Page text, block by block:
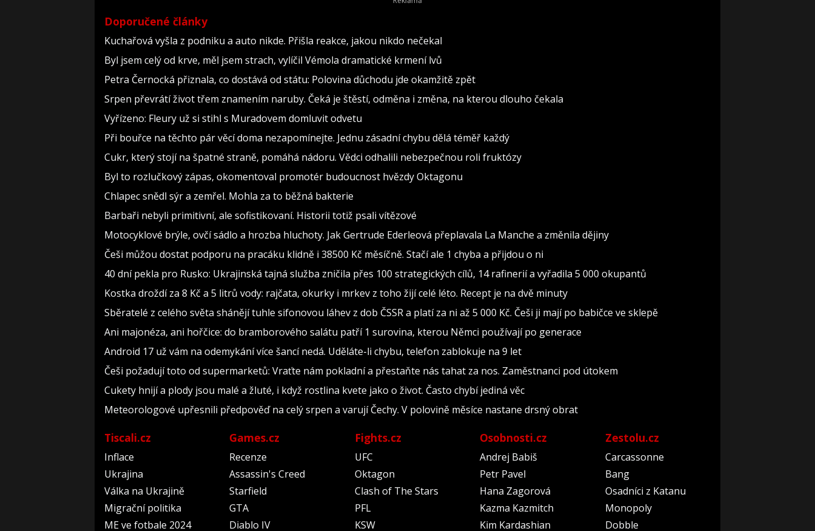
Doporučené články
Kuchařová vyšla z podniku a auto nikde. Přišla reakce, jakou nikdo nečekal
Byl jsem celý od krve, měl jsem strach, vylíčil Vémola dramatické krmení lvů
Petra Černocká přiznala, co dostává od státu: Polovina důchodu jde okamžitě zpět
Srpen převrátí život třem znamením naruby. Čeká je štěstí, odměna i změna, na kterou dlouho čekala
Vyřízeno: Fleury už si stihl s Muradovem domluvit odvetu
Při bouřce na těchto pár věcí doma nezapomínejte. Jednu zásadní chybu dělá téměř každý
Cukr, který stojí na špatné straně, pomáhá nádoru. Vědci odhalili nebezpečnou roli fruktózy
Byl to rozlučkový zápas, okomentoval promotér budoucnost hvězdy Oktagonu
Chlapec snědl sýr a zemřel. Mohla za to běžná bakterie
Barbaři nebyli primitivní, ale sofistikovaní. Historii totiž psali vítězové
Motocyklové brýle, ovčí sádlo a hrozba hluchoty. Jak Gertrude Ederleová přeplavala La Manche a změnila dějiny
Češi můžou dostat podporu na pracáku klidně i 38500 Kč měsíčně. Stačí ale 1 chyba a přijdou o ni
40 dní pekla pro Rusko: Ukrajinská tajná služba zničila přes 100 strategických cílů, 14 rafinerií a vyřadila 5 000 okupantů
Kostka droždí za 8 Kč a 5 litrů vody: rajčata, okurky i mrkev z toho žijí celé léto. Recept je na dvě minuty
Sběratelé z celého světa shánějí tuhle sifonovou láhev z dob ČSSR a platí za ni až 5 000 Kč. Češi ji mají po babičce ve sklepě
Ani majonéza, ani hořčice: do bramborového salátu patří 1 surovina, kterou Němci používají po generace
Android 17 už vám na odemykání více šancí nedá. Uděláte-li chybu, telefon zablokuje na 9 let
Češi požadují toto od supermarketů: Vraťte nám pokladní a přestaňte nás tahat za nos. Zaměstnanci pod útokem
Cukety hnijí a plody jsou malé a žluté, i když rostlina kvete jako o život. Často chybí jediná věc
Meteorologové upřesnili předpověď na celý srpen a varují Čechy. V polovině měsíce nastane drsný obrat
Tiscali.cz
Inflace
Ukrajina
Válka na Ukrajině
Migrační politika
ME ve fotbale 2024
Games.cz
Recenze
Assassin's Creed
Starfield
GTA
Diablo IV
Fights.cz
UFC
Oktagon
Clash of The Stars
PFL
KSW
Osobnosti.cz
Andrej Babiš
Petr Pavel
Hana Zagorová
Kazma Kazmitch
Kim Kardashian
Zestolu.cz
Carcassonne
Bang
Osadníci z Katanu
Monopoly
Dobble